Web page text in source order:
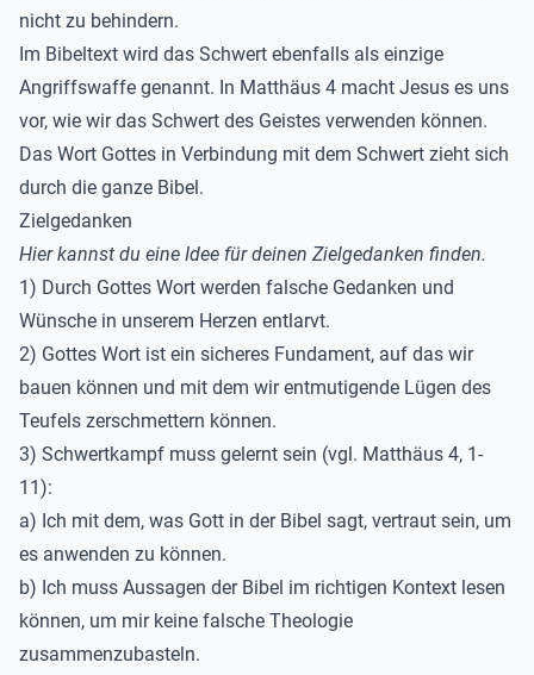
nicht zu behindern.
Im Bibeltext wird das Schwert ebenfalls als einzige
Angriffswaffe genannt. In Matthäus 4 macht Jesus es uns
vor, wie wir das Schwert des Geistes verwenden können.
Das Wort Gottes in Verbindung mit dem Schwert zieht sich
durch die ganze Bibel.
Zielgedanken
Hier kannst du eine Idee für deinen Zielgedanken finden.
1) Durch Gottes Wort werden falsche Gedanken und
Wünsche in unserem Herzen entlarvt.
2) Gottes Wort ist ein sicheres Fundament, auf das wir
bauen können und mit dem wir entmutigende Lügen des
Teufels zerschmettern können.
3) Schwertkampf muss gelernt sein (vgl. Matthäus 4, 1-
11):
a) Ich mit dem, was Gott in der Bibel sagt, vertraut sein, um
es anwenden zu können.
b) Ich muss Aussagen der Bibel im richtigen Kontext lesen
können, um mir keine falsche Theologie
zusammenzubasteln.